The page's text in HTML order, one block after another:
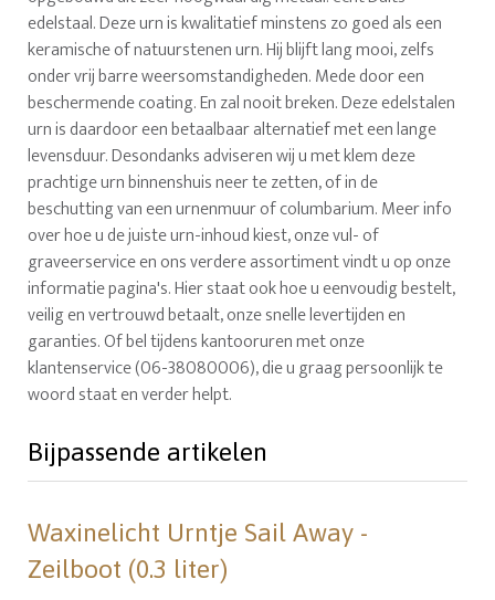
edelstaal. Deze urn is kwalitatief minstens zo goed als een
keramische of natuurstenen urn. Hij blijft lang mooi, zelfs
onder vrij barre weersomstandigheden. Mede door een
beschermende coating. En zal nooit breken. Deze edelstalen
urn is daardoor een betaalbaar alternatief met een lange
levensduur. Desondanks adviseren wij u met klem deze
prachtige urn binnenshuis neer te zetten, of in de
beschutting van een urnenmuur of columbarium. Meer info
over hoe u de juiste urn-inhoud kiest, onze vul- of
graveerservice en ons verdere assortiment vindt u op onze
informatie pagina's. Hier staat ook hoe u eenvoudig bestelt,
veilig en vertrouwd betaalt, onze snelle levertijden en
garanties. Of bel tijdens kantooruren met onze
klantenservice (06-38080006), die u graag persoonlijk te
woord staat en verder helpt.
Bijpassende artikelen
Waxinelicht Urntje Sail Away -
Zeilboot (0.3 liter)